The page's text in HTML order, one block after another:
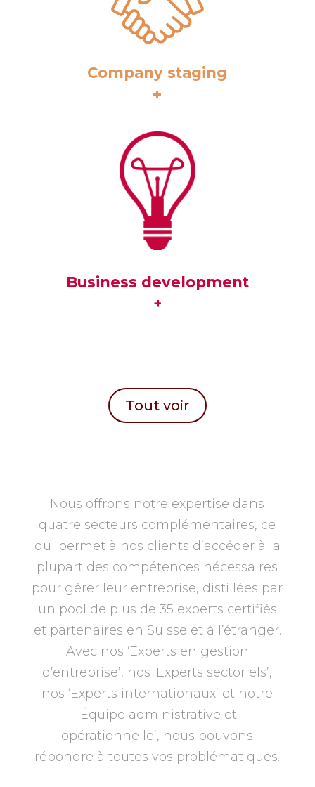
Company staging
+
Business development
+
Tout voir
Nous offrons notre expertise dans
quatre secteurs complémentaires, ce
qui permet à nos clients d’accéder à la
plupart des compétences nécessaires
pour gérer leur entreprise, distillées par
un pool de plus de 35 experts certifiés
et partenaires en Suisse et à l’étranger.
Avec nos ‘Experts en gestion
d’entreprise’, nos ‘Experts sectoriels’,
nos ‘Experts internationaux’ et notre
‘Équipe administrative et
opérationnelle’, nous pouvons
répondre à toutes vos problématiques.